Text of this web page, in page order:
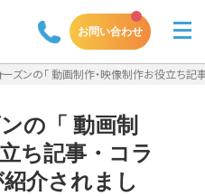
お問い合わせ
ズンの「 動画制作・映像制作お役立ち記
の「 動画制
ち記事・コラ
介されまし